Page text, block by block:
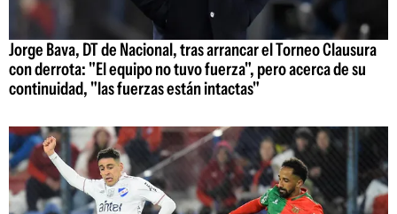
Jorge Bava, DT de Nacional, tras arrancar el Torneo Clausura
con derrota: "El equipo no tuvo fuerza", pero acerca de su
continuidad, "las fuerzas están intactas"